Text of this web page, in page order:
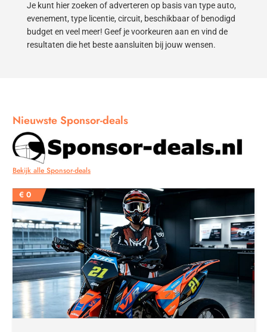
Je kunt hier zoeken of adverteren op basis van type auto,
evenement, type licentie, circuit, beschikbaar of benodigd
budget en veel meer! Geef je voorkeuren aan en vind de
resultaten die het beste aansluiten bij jouw wensen.
Nieuwste Sponsor-deals
Bekijk alle Sponsor-deals
€ 0